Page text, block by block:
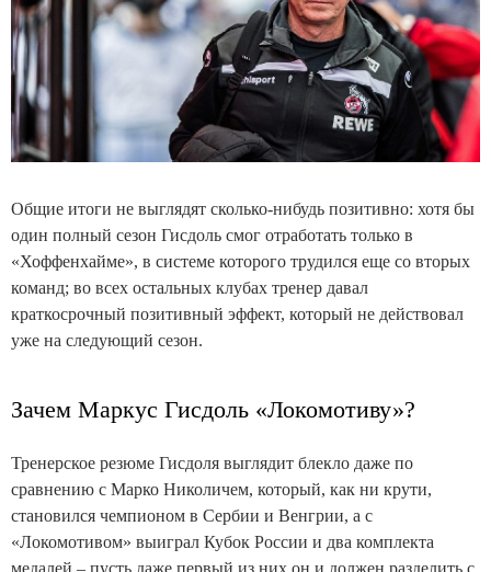
Общие итоги не выглядят сколько-нибудь позитивно: хотя бы
один полный сезон Гисдоль смог отработать только в
«Хоффенхайме», в системе которого трудился еще со вторых
команд; во всех остальных клубах тренер давал
краткосрочный позитивный эффект, который не действовал
уже на следующий сезон.
Зачем Маркус Гисдоль «Локомотиву»?
Тренерское резюме Гисдоля выглядит блекло даже по
сравнению с Марко Николичем, который, как ни крути,
становился чемпионом в Сербии и Венгрии, а с
«Локомотивом» выиграл Кубок России и два комплекта
медалей – пусть даже первый из них он и должен разделить с